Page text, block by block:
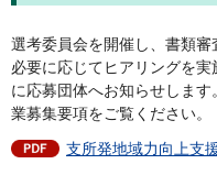
選考委員会を開催し、書類審
必要に応じてヒアリングを
に応募団体へお知らせしま
業募集要項をご覧ください。
支所発地域力向上支